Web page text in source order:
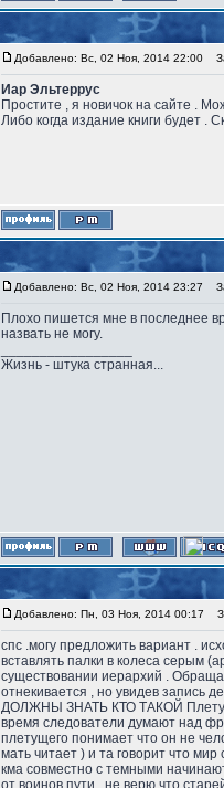
Добавлено: Вс, 02 Ноя, 2014 22:00
Иар Эльтеррус
Простите , я новичок на сайте .
Либо когда издание книги будет .
Добавлено: Вс, 02 Ноя, 2014 23:27
Плохо пишется мне в последнее
назвать не могу.
Жизнь - штука странная...
Добавлено: Пн, 03 Ноя, 2014 00:17
спс .могу предложить вариант .
вставлять палки в колеса серым
существовании иерархий .
отнекивается , но увидев
ДОЛЖНЫ ЗНАТЬ КТО ТАКОЙ
время следователи думают над
плетущего понимает что он не
мать читает ) и та говорит что
кма совместно с темными
от воинов пути , не верю что